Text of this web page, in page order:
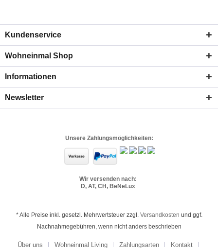
Kundenservice
Wohneinmal Shop
Informationen
Newsletter
Unsere Zahlungsmöglichkeiten:
Wir versenden nach:
D, AT, CH, BeNeLux
* Alle Preise inkl. gesetzl. Mehrwertsteuer zzgl. Versandkosten und ggf.
Nachnahmegebühren, wenn nicht anders beschrieben
Über uns Wohneinmal Living Zahlungsarten Kontakt